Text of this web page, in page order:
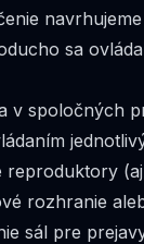
sa
v spoločných
reproduktory
rozhranie
sál pre